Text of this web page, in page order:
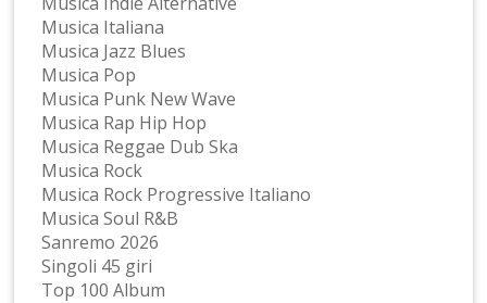
Musica Italiana
Musica Jazz Blues
Musica Pop
Musica Punk New Wave
Musica Rap Hip Hop
Musica Reggae Dub Ska
Musica Rock
Musica Rock Progressive Italiano
Musica Soul R&B
Sanremo 2026
Singoli 45 giri
Top 100 Album